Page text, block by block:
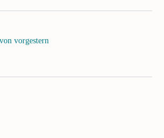
vorgestern